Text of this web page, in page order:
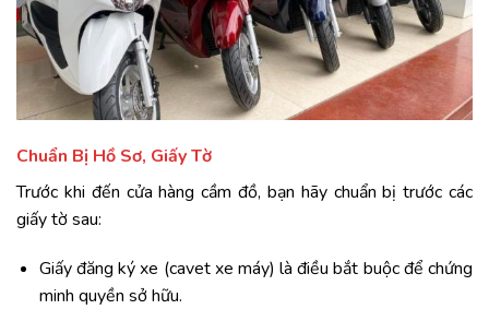
Chuẩn Bị Hồ Sơ, Giấy Tờ
Trước khi đến cửa hàng cầm đồ, bạn hãy chuẩn bị trước các
giấy tờ sau:
Giấy đăng ký xe (cavet xe máy) là điều bắt buộc để chứng
minh quyền sở hữu.